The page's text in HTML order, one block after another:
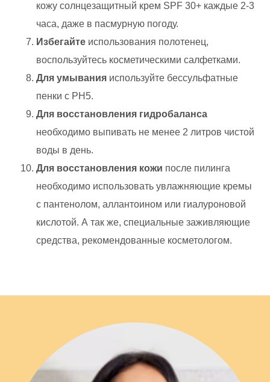
кожу солнцезащитный крем SPF 30+ каждые 2-3
часа, даже в пасмурную погоду.
Избегайте использования полотенец,
воспользуйтесь косметическими салфетками.
Для умывания используйте бессульфатные
пенки с PH5.
Для восстановления гидробаланса
необходимо выпивать не менее 2 литров чистой
воды в день.
Для восстановления кожи после пилинга
необходимо использовать увлажняющие кремы
с пантенолом, аллантоином или гиалуроновой
кислотой. А так же, специальные заживляющие
средства, рекомендованные косметологом.